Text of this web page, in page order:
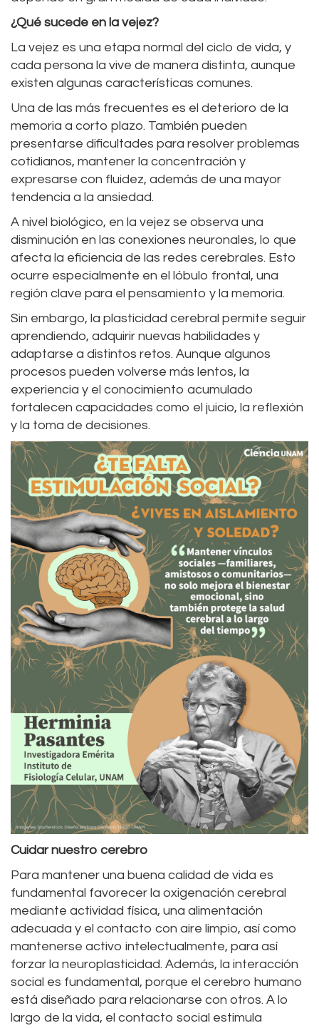
¿Qué sucede en la vejez?
La vejez es una etapa normal del ciclo de vida, y
cada persona la vive de manera distinta, aunque
existen algunas características comunes.
Una de las más frecuentes es el deterioro de la
memoria a corto plazo. También pueden
presentarse dificultades para resolver problemas
cotidianos, mantener la concentración y
expresarse con fluidez, además de una mayor
tendencia a la ansiedad.
A nivel biológico, en la vejez se observa una
disminución en las conexiones neuronales, lo que
afecta la eficiencia de las redes cerebrales. Esto
ocurre especialmente en el lóbulo frontal, una
región clave para el pensamiento y la memoria.
Sin embargo, la plasticidad cerebral permite seguir
aprendiendo, adquirir nuevas habilidades y
adaptarse a distintos retos. Aunque algunos
procesos pueden volverse más lentos, la
experiencia y el conocimiento acumulado
fortalecen capacidades como el juicio, la reflexión
y la toma de decisiones.
Cuidar nuestro cerebro
Para mantener una buena calidad de vida es
fundamental favorecer la oxigenación cerebral
mediante actividad física, una alimentación
adecuada y el contacto con aire limpio, así como
mantenerse activo intelectualmente, para así
forzar la neuroplasticidad. Además, la interacción
social es fundamental, porque el cerebro humano
está diseñado para relacionarse con otros. A lo
largo de la vida, el contacto social estimula